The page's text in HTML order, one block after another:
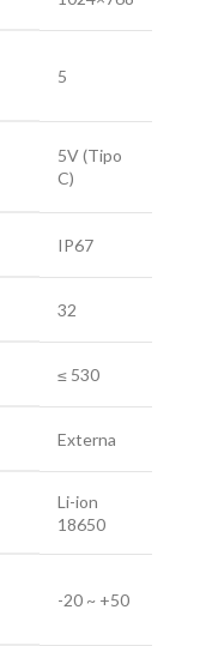
5
5V (Tipo
C)
IP67
32
≤ 530
Externa
Li-ion
18650
-20 ~ +50